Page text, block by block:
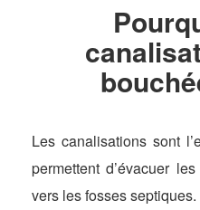
Les canalisations sont
permettent d’évacuer
vers les fosses